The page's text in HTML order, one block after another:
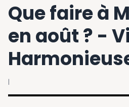
Que faire à
en août ? -
|